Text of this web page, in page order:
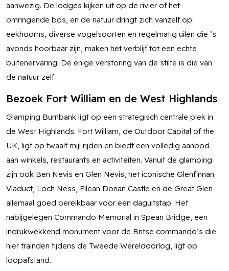
aanwezig. De lodges kijken uit op de rivier of het
omringende bos, en de natuur dringt zich vanzelf op:
eekhoorns, diverse vogelsoorten en regelmatig uilen die ’s
avonds hoorbaar zijn, maken het verblijf tot een echte
buitenervaring. De enige verstoring van de stilte is die van
de natuur zelf.
Bezoek Fort William en de West Highlands
Glamping Burnbank ligt op een strategisch centrale plek in
de West Highlands. Fort William, de Outdoor Capital of the
UK, ligt op twaalf mijl rijden en biedt een volledig aanbod
aan winkels, restaurants en activiteiten. Vanuit de glamping
zijn ook Ben Nevis en Glen Nevis, het iconische Glenfinnan
Viaduct, Loch Ness, Eilean Donan Castle en de Great Glen
allemaal goed bereikbaar voor een daguitstap. Het
nabijgelegen Commando Memorial in Spean Bridge, een
indrukwekkend monument voor de Britse commando’s die
hier trainden tijdens de Tweede Wereldoorlog, ligt op
loopafstand.